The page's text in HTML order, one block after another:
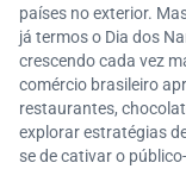
países no exterior.
já termos o Dia dos
crescendo cada vez
comércio brasileiro
restaurantes,
explorar estratégias
se de cativar o